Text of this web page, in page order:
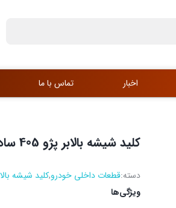
اخبار تماس با ما
کلید شیشه بالابر پژو 405 ساده CL183
دسته:قطعات داخلی خودرو,کلید شیشه
ویژگی‌ها